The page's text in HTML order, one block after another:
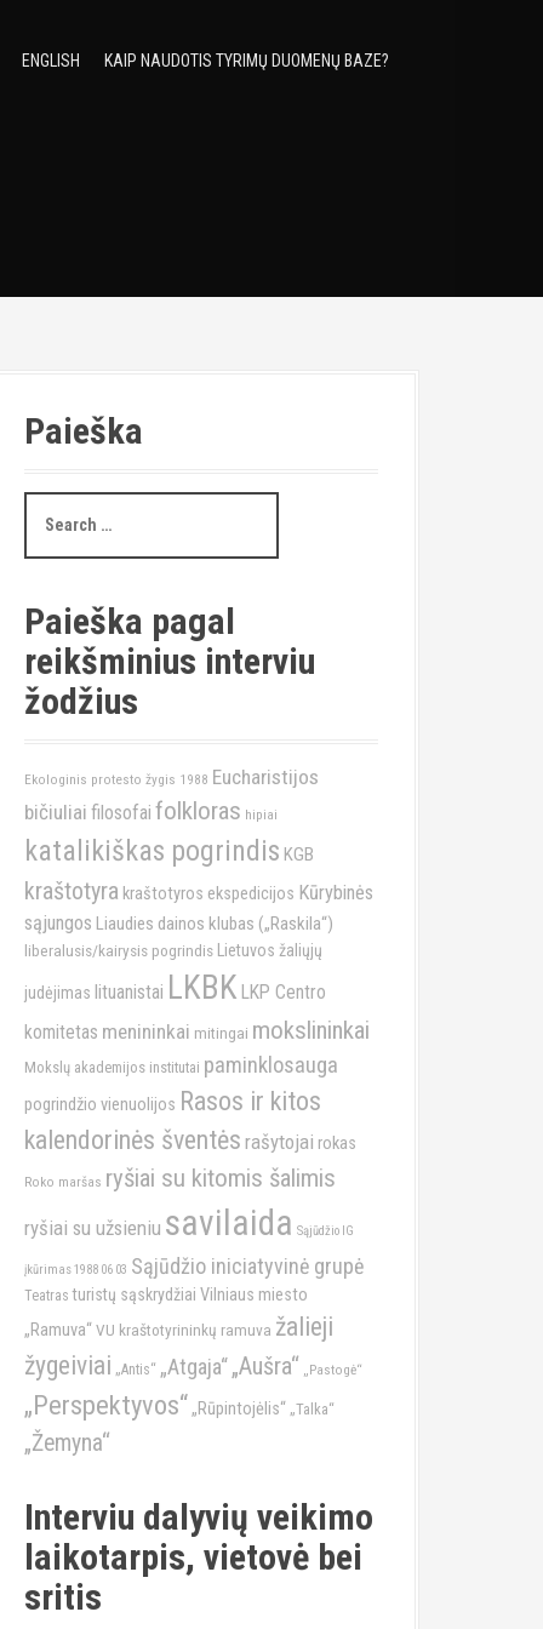
ENGLISH KAIP NAUDOTIS TYRIMŲ DUOMENŲ BAZE?
Paieška
a
c
h
f
o
r
Paieška pagal
reikšminius interviu
žodžius
Ekologinis protesto žygis 1988 Eucharistijos
bičiuliai filosofai folkloras hipiai
katalikiškas pogrindis KGB
kraštotyra kraštotyros ekspedicijos Kūrybinės
sąjungos Liaudies dainos klubas („Raskila“)
liberalusis/kairysis pogrindis Lietuvos žaliųjų
judėjimas lituanistai LKBK LKP Centro
komitetas menininkai mitingai mokslininkai
Mokslų akademijos institutai paminklosauga
pogrindžio vienuolijos Rasos ir kitos
kalendorinės šventės rašytojai rokas
Roko maršas ryšiai su kitomis šalimis
ryšiai su užsieniu savilaida Sąjūdžio IG
įkūrimas 1988 06 03 Sąjūdžio iniciatyvinė grupė
Teatras turistų sąskrydžiai Vilniaus miesto
„Ramuva“VU kraštotyrininkų ramuva žalieji
žygeiviai „Antis“ „Atgaja“„Aušra“ „Pastogė“
„Perspektyvos“ „Rūpintojėlis“ „Talka“
„Žemyna“
Interviu dalyvių veikimo
laikotarpis, vietovė bei
sritis